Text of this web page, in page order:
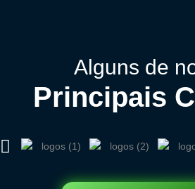
Alguns de
Principais